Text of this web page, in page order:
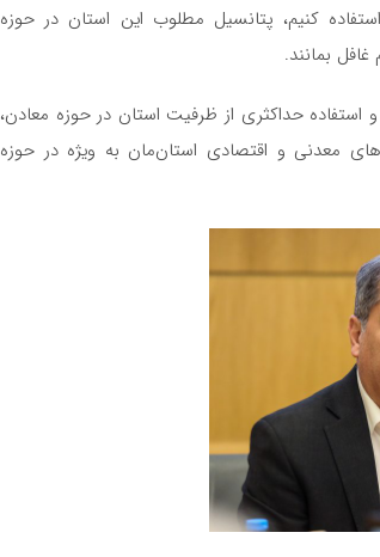
کنیم، پتانسیل مطلوب این استان در حوزه
بمانند.
استفاده حداکثری از ظرفیت استان در حوزه معادن،
معدنی و اقتصادی استان‌مان به ویژه در حوزه